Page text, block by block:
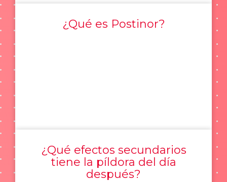
¿Qué es Postinor?
¿Qué efectos secundarios
tiene la píldora del día
después?